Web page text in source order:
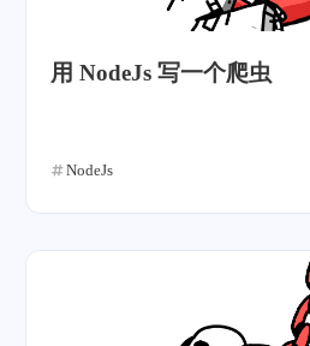
用 NodeJs 写一个爬虫
NodeJs